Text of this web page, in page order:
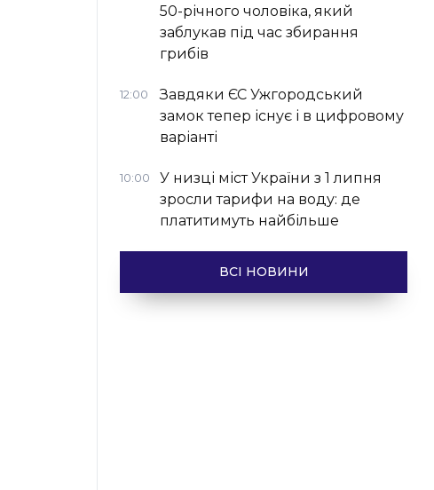
50-річного чоловіка, який
заблукав під час збирання
грибів
12:00
Завдяки ЄС Ужгородський
замок тепер існує і в цифровому
варіанті
10:00
У низці міст України з 1 липня
зросли тарифи на воду: де
платитимуть найбільше
ВСІ НОВИНИ